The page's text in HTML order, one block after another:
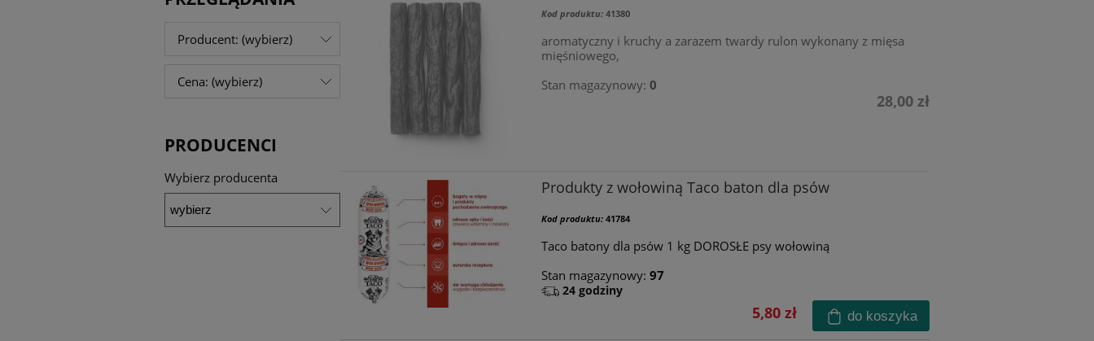
Producent: (wybierz)
Cena: (wybierz)
PRODUCENCI
Wybierz producenta
Kod produktu: 41380
aromatyczny i kruchy a zarazem twardy rulon wykonany z mięsa
mięśniowego,
Stan magazynowy: 0
28,00 zł
Produkty z wołowiną Taco baton dla psów
Kod produktu: 41784
Taco batony dla psów 1 kg DOROSŁE psy wołowiną
Stan magazynowy: 97
24 godziny
5,80 zł do koszyka